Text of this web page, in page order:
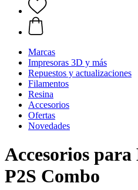
Marcas
Impresoras 3D y más
Repuestos y actualizaciones
Filamentos
Resina
Accesorios
Ofertas
Novedades
Accesorios
P2S Combo